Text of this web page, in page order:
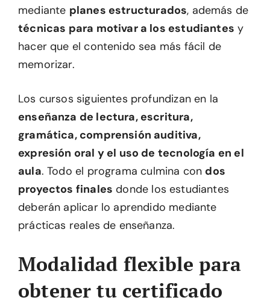
mediante planes estructurados, además de
técnicas para motivar a los estudiantes y
hacer que el contenido sea más fácil de
memorizar.
Los cursos siguientes profundizan en la
enseñanza de lectura, escritura,
gramática, comprensión auditiva,
expresión oral y el uso de tecnología en el
aula. Todo el programa culmina con dos
proyectos finales donde los estudiantes
deberán aplicar lo aprendido mediante
prácticas reales de enseñanza.
Modalidad flexible para
obtener tu certificado